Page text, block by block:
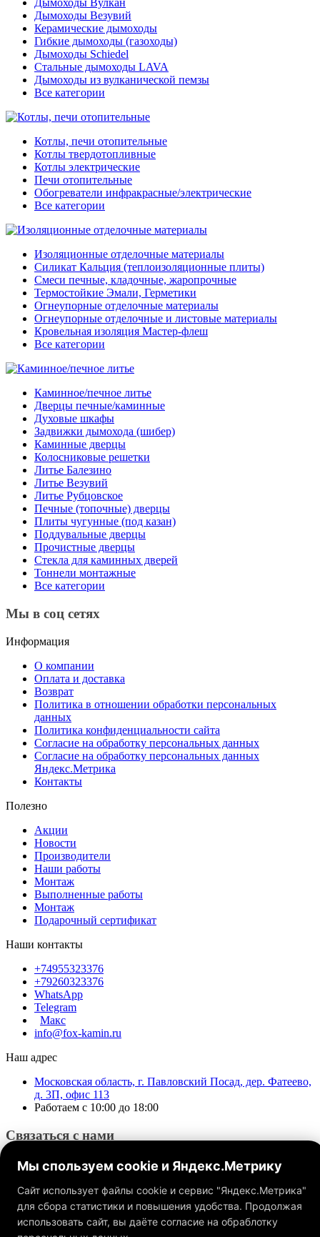
Дымоходы Везувий
Керамические дымоходы
Гибкие дымоходы (газоходы)
Дымоходы Schiedel
Стальные дымоходы LAVA
Дымоходы из вулканической пемзы
Все категории
Котлы, печи отопительные
Котлы твердотопливные
Котлы электрические
Печи отопительные
Обогреватели инфракрасные/электрические
Все категории
Изоляционные отделочные материалы
Силикат Кальция (теплоизоляционные плиты)
Смеси печные, кладочные, жаропрочные
Термостойкие Эмали, Герметики
Огнеупорные отделочные материалы
Огнеупорные отделочные и листовые материалы
Кровельная изоляция Мастер-флеш
Все категории
Каминное/печное литье
Дверцы печные/каминные
Духовые шкафы
Задвижки дымохода (шибер)
Каминные дверцы
Колосниковые решетки
Литье Балезино
Литье Везувий
Литье Рубцовское
Печные (топочные) дверцы
Плиты чугунные (под казан)
Поддувальные дверцы
Прочистные дверцы
Стекла для каминных дверей
Тоннели монтажные
Все категории
Мы в соц сетях
Информация
О компании
Оплата и доставка
Возврат
Политика в отношении обработки персональных
данных
Политика конфиденциальности сайта
Согласие на обработку персональных данных
Согласие на обработку персональных данных
Яндекс.Метрика
Контакты
Полезно
Акции
Новости
Производители
Наши работы
Монтаж
Выполненные работы
Монтаж
Подарочный сертификат
Наши контакты
+74955323376
+79260323376
WhatsApp
Telegram
Макс
info@fox-kamin.ru
Наш адрес
Московская область, г. Павловский Посад, дер. Фатеево,
д. 3П, офис 113
Работаем с 10:00 до 18:00
Связаться с нами
Обращаем ваше внимание на то, что данный интернет-сайт, а
Мы спользуем cookie и Яндекс.Метрику
Сайт использует файлы cookie и сервис "Яндекс.Метрика"
для сбора статистики и повышения удобства. Продолжая
использовать сайт, вы даёте согласие на обраблотку